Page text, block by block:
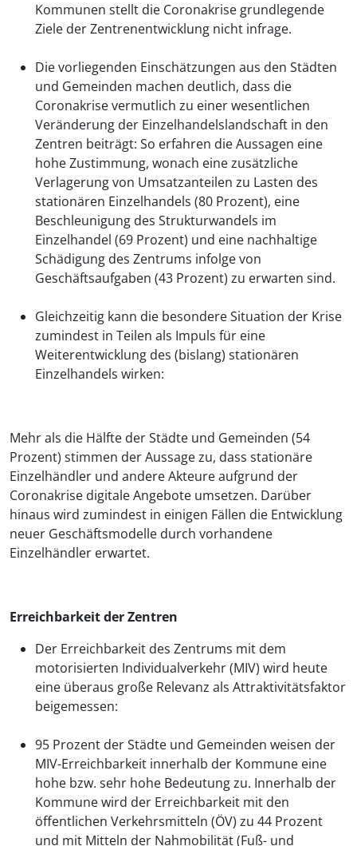
Kommunen stellt die Coronakrise grundlegende
Ziele der Zentrenentwicklung nicht infrage.
Die vorliegenden Einschätzungen aus den Städten
und Gemeinden machen deutlich, dass die
Coronakrise vermutlich zu einer wesentlichen
Veränderung der Einzelhandelslandschaft in den
Zentren beiträgt: So erfahren die Aussagen eine
hohe Zustimmung, wonach eine zusätzliche
Verlagerung von Umsatzanteilen zu Lasten des
stationären Einzelhandels (80 Prozent), eine
Beschleunigung des Strukturwandels im
Einzelhandel (69 Prozent) und eine nachhaltige
Schädigung des Zentrums infolge von
Geschäftsaufgaben (43 Prozent) zu erwarten sind.
Gleichzeitig kann die besondere Situation der Krise
zumindest in Teilen als Impuls für eine
Weiterentwicklung des (bislang) stationären
Einzelhandels wirken:
Mehr als die Hälfte der Städte und Gemeinden (54
Prozent) stimmen der Aussage zu, dass stationäre
Einzelhändler und andere Akteure aufgrund der
Coronakrise digitale Angebote umsetzen. Darüber
hinaus wird zumindest in einigen Fällen die Entwicklung
neuer Geschäftsmodelle durch vorhandene
Einzelhändler erwartet.
Erreichbarkeit der Zentren
Der Erreichbarkeit des Zentrums mit dem
motorisierten Individualverkehr (MIV) wird heute
eine überaus große Relevanz als Attraktivitätsfaktor
beigemessen:
95 Prozent der Städte und Gemeinden weisen der
MIV-Erreichbarkeit innerhalb der Kommune eine
hohe bzw. sehr hohe Bedeutung zu. Innerhalb der
Kommune wird der Erreichbarkeit mit den
öffentlichen Verkehrsmitteln (ÖV) zu 44 Prozent
und mit Mitteln der Nahmobilität (Fuß- und